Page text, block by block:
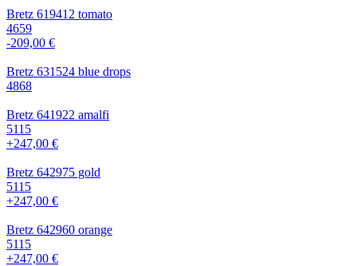
Bretz 619412 tomato
4659
-209,00 €
Bretz 631524 blue drops
4868
Bretz 641922 amalfi
5115
+247,00 €
Bretz 642975 gold
5115
+247,00 €
Bretz 642960 orange
5115
+247,00 €